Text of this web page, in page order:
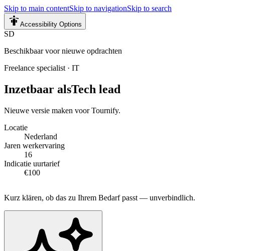
Skip to main contentSkip to navigationSkip to search
Accessibility Options
SD
Beschikbaar voor nieuwe opdrachten
Freelance specialist · IT
Inzetbaar alsTech lead
Nieuwe versie maken voor Tournify.
Locatie
Nederland
Jaren werkervaring
16
Indicatie uurtarief
€100
Kurz klären, ob das zu Ihrem Bedarf passt — unverbindlich.